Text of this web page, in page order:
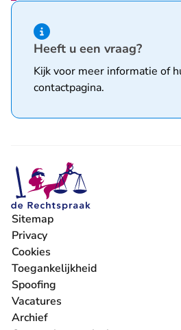
Hint van type informatie
Heeft u een vraag?
Kijk voor meer informatie of
contactpagina.
Sitemap
Privacy
Cookies
Toegankelijkheid
Spoofing
Vacatures
- U verlaat Rechtspraak.nl
Archief